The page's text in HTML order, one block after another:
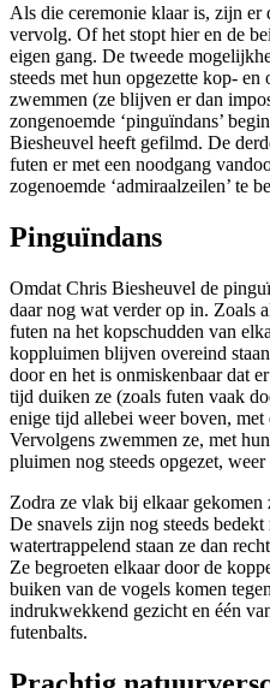
Als die ceremonie klaar is, zijn
vervolg. Of het stopt hier en de
eigen gang. De tweede
steeds met hun opgezette kop-
zwemmen (ze blijven er dan
zongenoemde ‘pinguïndans’
Biesheuvel heeft gefilmd. De
futen er met een noodgang
zogenoemde ‘admiraalzeilen’ te
Pinguïndans
Omdat Chris Biesheuvel de
daar nog wat verder op in. Zoals
futen na het kopschudden van
koppluimen blijven overeind
door en het is onmiskenbaar dat
tijd duiken ze (zoals futen vaak
enige tijd allebei weer boven,
Vervolgens zwemmen ze, met
pluimen nog steeds opgezet,
Zodra ze vlak bij elkaar
De snavels zijn nog steeds
watertrappelend staan ze dan
Ze begroeten elkaar door de
buiken van de vogels komen
indrukwekkend gezicht en één
futenbalts.